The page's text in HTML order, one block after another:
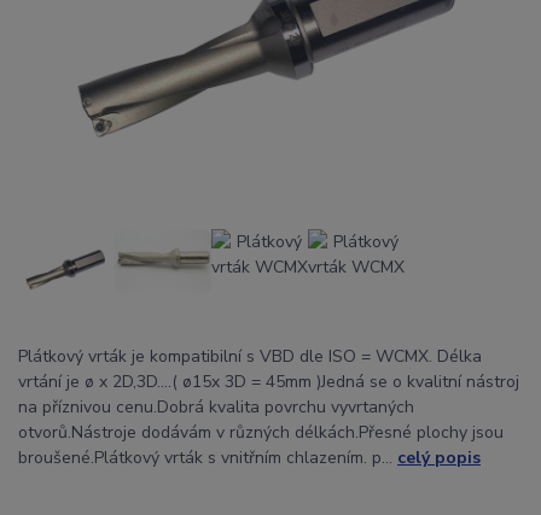
Plátkový vrták je kompatibilní s VBD dle ISO = WCMX. Délka
vrtání je ø x 2D,3D....( ø15x 3D = 45mm )Jedná se o kvalitní nástroj
na příznivou cenu.Dobrá kvalita povrchu vyvrtaných
otvorů.Nástroje dodávám v různých délkách.Přesné plochy jsou
broušené.Plátkový vrták s vnitřním chlazením. p... celý popis